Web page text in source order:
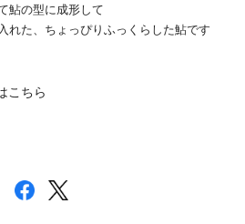
鮎の型に成形して
れた、ちょっぴりふっくらした鮎です
こちら